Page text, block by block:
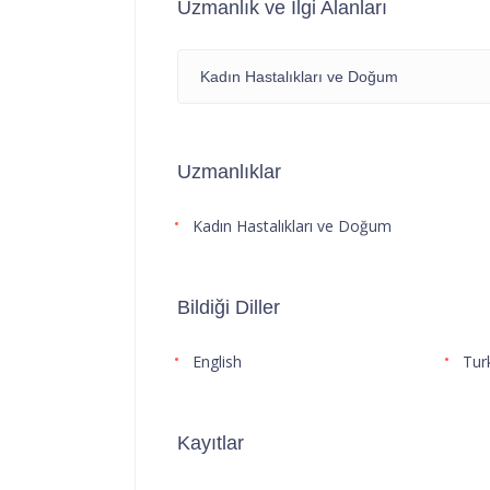
Uzmanlık ve İlgi Alanları
Kadın Hastalıkları ve Doğum
Uzmanlıklar
Kadın Hastalıkları ve Doğum
Bildiği Diller
English
Kayıtlar